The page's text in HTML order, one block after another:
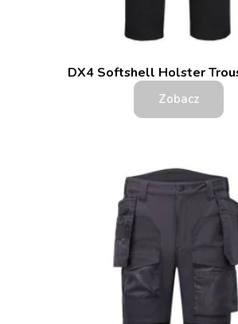
DX4 Softshell Holster
Zobacz